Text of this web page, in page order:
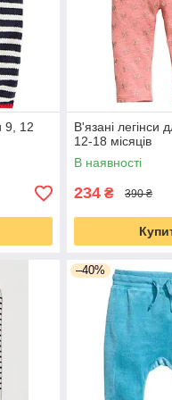
тканин. Щоб
не дратувала
дівчаток з цупкої
поверх колготок і тоді
і стильним.
9, 12
В'язані легінси
12-18 місяців
В наявності
234 ₴ 390 ₴
–40%